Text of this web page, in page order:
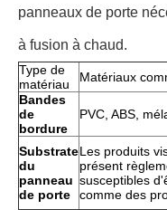
panneaux de porte
à fusion à chaud.
Type de
matériau
Matériaux
Bandes
de
bordure
PVC, ABS,
Substrate
du
panneau
de porte
Les produits
présent
susceptibles
comme des